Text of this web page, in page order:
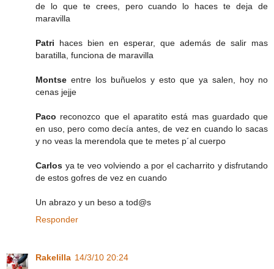
de lo que te crees, pero cuando lo haces te deja de
maravilla
Patri haces bien en esperar, que además de salir mas
baratilla, funciona de maravilla
Montse entre los buñuelos y esto que ya salen, hoy no
cenas jejje
Paco reconozco que el aparatito está mas guardado que
en uso, pero como decía antes, de vez en cuando lo sacas
y no veas la merendola que te metes p´al cuerpo
Carlos ya te veo volviendo a por el cacharrito y disfrutando
de estos gofres de vez en cuando
Un abrazo y un beso a tod@s
Responder
Rakelilla 14/3/10 20:24